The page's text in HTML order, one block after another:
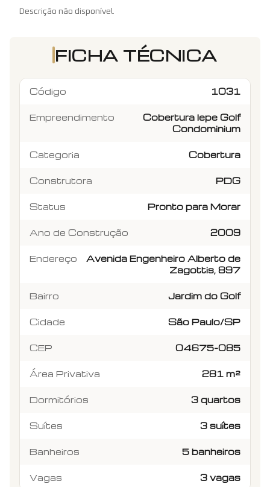
Descrição não disponível.
FICHA TÉCNICA
Código 1031
Empreendimento
Cobertura Iepe Golf
Condominium
Categoria Cobertura
Construtora PDG
Status Pronto para Morar
Ano de Construção 2009
Endereço
Avenida Engenheiro Alberto de
Zagottis, 897
Bairro Jardim do Golf
Cidade São Paulo/SP
CEP 04675-085
Área Privativa 281 m²
Dormitórios 3 quartos
Suítes 3 suítes
Banheiros 5 banheiros
Vagas 3 vagas